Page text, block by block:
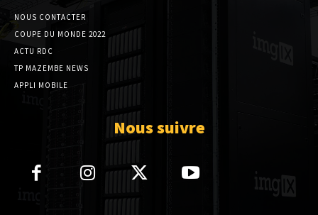
NOUS CONTACTER
COUPE DU MONDE 2022
ACTU RDC
TP MAZEMBE NEWS
APPLI MOBILE
Nous suivre